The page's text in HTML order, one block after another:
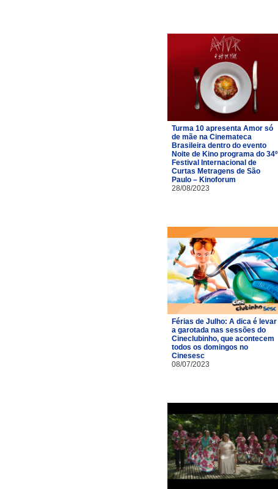
Turma 10 apresenta Amor só
de mãe na Cinemateca
Brasileira dentro do evento
Noite de Kino programa do 34º
Festival Internacional de
Curtas Metragens de São
Paulo – Kinoforum
28/08/2023
Férias de Julho: A dica é levar
a garotada nas sessões do
Cineclubinho, que acontecem
todos os domingos no
Cinesesc
08/07/2023